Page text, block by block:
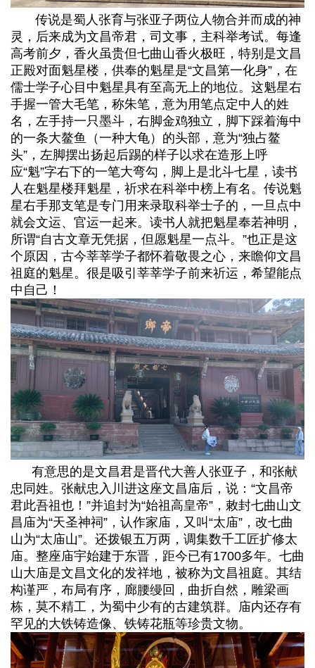
传说是蜀人张育与张亚子两位人物合并而成的神
灵，后来成为文昌帝君，司文事，主科举考试。每逢
高考前夕，香火虽贵但七曲山香火极旺，特别是文昌
正殿对面魁星楼，供奉的魁星是“文昌第一化身”，在
儒士学子心目中魁星具有至高无上的地位。这魁星右
手握一管大毛笔，称朱笔，意为用笔点定中人的姓
名，左手持一只墨斗，右脚金鸡独立，脚下踩着海中
的一条大鳌鱼（一种大龟）的头部，意为“独占鳌
头”，左脚摆出扬起后踢的样子以求在造形上呼
应“魁”字右下的一笔大弯勾，脚上是北斗七星，读书
人在魁星楼拜魁星，祈求在科举中榜上有名。传说魁
星右手那支笔是专门用来录取科举士子的，一旦点中
就会文运、官运一起来。读书人就把魁星奉若神明，
所谓“自古文章无凭据，但愿魁星一点斗。”也正是这
个原因，古今莘莘学子都怀着敬畏之心，来瞻仰文昌
祖庭的魁星。很是吸引莘莘学子前来祈运，希望能点
中自己！
有意思的是文昌君是晋代大善人张亚子，和张献
忠同姓。张献忠入川进这座文昌庙后，说：“文昌帝
君此吾祖也！”并追封为“始祖高皇帝”，敕封七曲山文
昌庙为“天圣神祠”，认作家庙，又叫“太庙”，改七曲
山为“太庙山”。还拨银五万两，调集数千工匠扩修太
庙。整座庙宇始建于东晋，距今已有1700多年。七曲
山大庙是文昌文化的发祥地，被称为文昌祖庭。其结
构谨严，布局有序，廊腰缦回，曲折自然，雕梁画
栋，莫不精工，为蜀中少有的古建筑群。庙内还存有
罕见的大铁铸造像、铁铸花瓶等珍贵文物。